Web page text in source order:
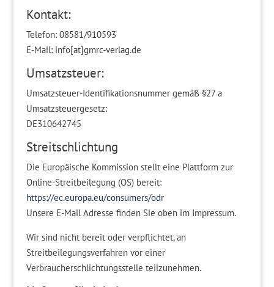
Kontakt:
Telefon: 08581/910593
E-Mail: info[at]gmrc-verlag.de
Umsatzsteuer:
Umsatzsteuer-Identifikationsnummer gemäß §27 a
Umsatzsteuergesetz:
DE310642745
Streitschlichtung
Die Europäische Kommission stellt eine Plattform zur
Online-Streitbeilegung (OS) bereit:
https://ec.europa.eu/consumers/odr
Unsere E-Mail Adresse finden Sie oben im Impressum.
Wir sind nicht bereit oder verpflichtet, an
Streitbeilegungsverfahren vor einer
Verbraucherschlichtungsstelle teilzunehmen.